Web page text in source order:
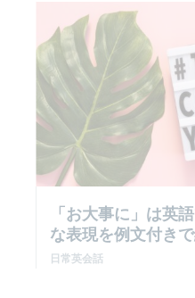
「お大事に」は英
な表現を例文付き
日常英会話